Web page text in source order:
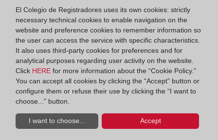
marginal en el Registro de la Propiedad. Con este
registro se pretende frenar el fraude, proteger al
usuario y colaborar con otras administraciones,
como la tributaria.
La innovación en el ADN
de los registradores
En el acto de clausura, la directora general de
Cooperación Jurídica Internacional del Ministerio
de Justicia, Ana Gallego destacó que tras la
El Colegio de Registradores uses its own cookies: strictly
necessary technical cookies to enable navigation on the
website and preference cookies to remember information so
the user can access the service with specific characteristics.
It also uses third-party cookies for preferences and for
analytical purposes regarding user activity on the website.
Click HERE for more information about the “Cookie Policy.”
You can accept all cookies by clicking the “Accept” button or
configure them or refuse their use by clicking the “I want to
choose...” button.
I want to choose... Accept